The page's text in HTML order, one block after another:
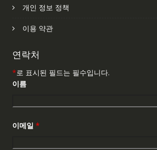
개인 정보 정책
이용 약관
연락처
*로 표시된 필드는 필수입니다.
이름
이메일 *